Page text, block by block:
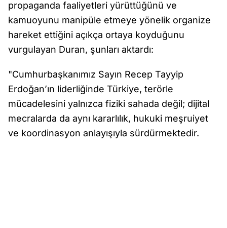
propaganda faaliyetleri yürüttüğünü ve
kamuoyunu manipüle etmeye yönelik organize
hareket ettiğini açıkça ortaya koyduğunu
vurgulayan Duran, şunları aktardı:
"Cumhurbaşkanımız Sayın Recep Tayyip
Erdoğan’ın liderliğinde Türkiye, terörle
mücadelesini yalnızca fiziki sahada değil; dijital
mecralarda da aynı kararlılık, hukuki meşruiyet
ve koordinasyon anlayışıyla sürdürmektedir.